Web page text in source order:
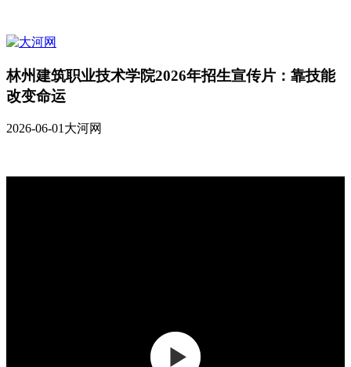
林州建筑职业技术学院2026年招生宣传片：靠技能
改变命运
2026-06-01大河网